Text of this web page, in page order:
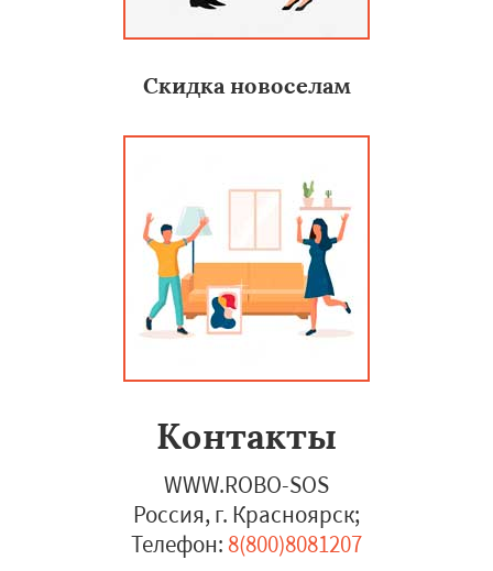
Скидка новоселам
Контакты
WWW.ROBO-SOS
Россия, г. Красноярск;
Телефон: 8(800)8081207